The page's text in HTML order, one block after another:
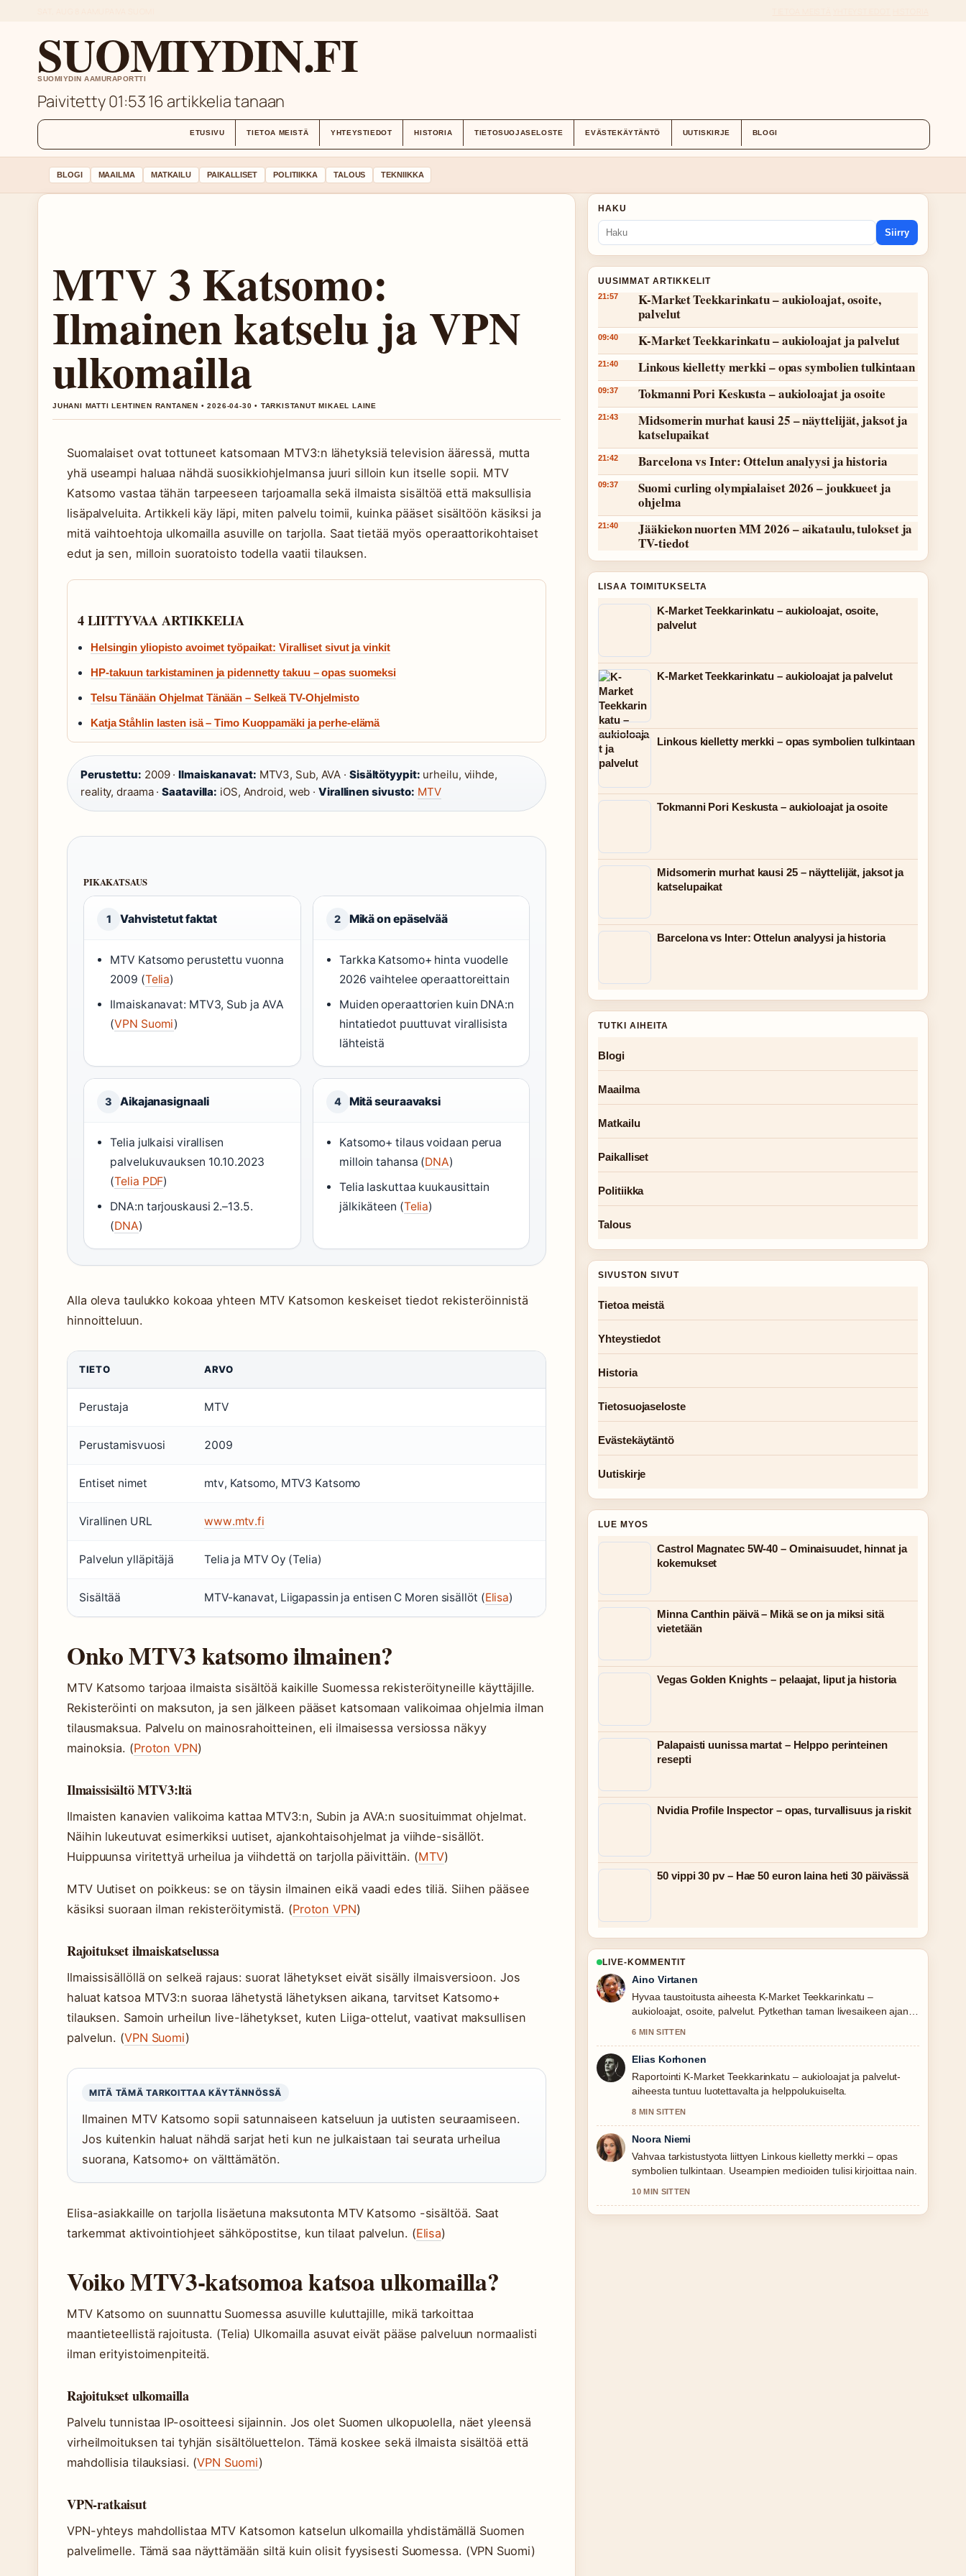
SUOMIYDIN.FI
SUOMIYDIN AAMURAPORTTI
Paivitetty 01:5316 artikkelia tanaan
ETUSIVU TIETOA MEISTÄ YHTEYSTIEDOT HISTORIA TIETOSUOJASELOSTE EVÄSTEKÄYTÄNTÖ UUTISKIRJE BLOGI
BLOGI MAAILMA MATKAILU PAIKALLISET POLITIIKKA TALOUS TEKNIIKKA
MTV 3 Katsomo:
Ilmainen katselu ja VPN
ulkomailla
JUHANI MATTI LEHTINEN RANTANEN • 2026-04-30 • TARKISTANUT MIKAEL LAINE
Suomalaiset ovat tottuneet katsomaan MTV3:n lähetyksiä television ääressä, mutta
yhä useampi haluaa nähdä suosikkiohjelmansa juuri silloin kun itselle sopii. MTV
Katsomo vastaa tähän tarpeeseen tarjoamalla sekä ilmaista sisältöä että maksullisia
lisäpalveluita. Artikkeli käy läpi, miten palvelu toimii, kuinka pääset sisältöön käsiksi ja
mitä vaihtoehtoja ulkomailla asuville on tarjolla. Saat tietää myös operaattorikohtaiset
edut ja sen, milloin suoratoisto todella vaatii tilauksen.
4 LIITTYVAA ARTIKKELIA
Helsingin yliopisto avoimet työpaikat: Viralliset sivut ja vinkit
HP-takuun tarkistaminen ja pidennetty takuu – opas suomeksi
Telsu Tänään Ohjelmat Tänään – Selkeä TV-Ohjelmisto
Katja Ståhlin lasten isä – Timo Kuoppamäki ja perhe-elämä
Perustettu: 2009 ·Ilmaiskanavat: MTV3, Sub, AVA · Sisältötyypit: urheilu, viihde,
reality, draama ·Saatavilla: iOS, Android, web ·Virallinen sivusto: MTV
PIKAKATSAUS
1 Vahvistetut faktat
MTV Katsomo perustettu vuonna
2009 (Telia)
Ilmaiskanavat: MTV3, Sub ja AVA
(VPN Suomi)
2 Mikä on epäselvää
Tarkka Katsomo+ hinta vuodelle
2026 vaihtelee operaattoreittain
Muiden operaattorien kuin DNA:n
hintatiedot puuttuvat virallisista
lähteistä
3 Aikajanasignaali
Telia julkaisi virallisen
palvelukuvauksen 10.10.2023
(Telia PDF)
DNA:n tarjouskausi 2.–13.5.
(DNA)
4 Mitä seuraavaksi
Katsomo+ tilaus voidaan perua
milloin tahansa (DNA)
Telia laskuttaa kuukausittain
jälkikäteen (Telia)
Alla oleva taulukko kokoaa yhteen MTV Katsomon keskeiset tiedot rekisteröinnistä
hinnoitteluun.
TIETO ARVO
Perustaja MTV
Perustamisvuosi 2009
Entiset nimet mtv, Katsomo, MTV3 Katsomo
Virallinen URL www.mtv.fi
Palvelun ylläpitäjä Telia ja MTV Oy (Telia)
Sisältää MTV-kanavat, Liigapassin ja entisen C Moren sisällöt (Elisa)
Onko MTV3 katsomo ilmainen?
MTV Katsomo tarjoaa ilmaista sisältöä kaikille Suomessa rekisteröityneille käyttäjille.
Rekisteröinti on maksuton, ja sen jälkeen pääset katsomaan valikoimaa ohjelmia ilman
tilausmaksua. Palvelu on mainosrahoitteinen, eli ilmaisessa versiossa näkyy
mainoksia. (Proton VPN)
Ilmaissisältö MTV3:ltä
Ilmaisten kanavien valikoima kattaa MTV3:n, Subin ja AVA:n suosituimmat ohjelmat.
Näihin lukeutuvat esimerkiksi uutiset, ajankohtaisohjelmat ja viihde-sisällöt.
Huippuunsa viritettyä urheilua ja viihdettä on tarjolla päivittäin. (MTV)
MTV Uutiset on poikkeus: se on täysin ilmainen eikä vaadi edes tiliä. Siihen pääsee
käsiksi suoraan ilman rekisteröitymistä. (Proton VPN)
Rajoitukset ilmaiskatselussa
Ilmaissisällöllä on selkeä rajaus: suorat lähetykset eivät sisälly ilmaisversioon. Jos
haluat katsoa MTV3:n suoraa lähetystä lähetyksen aikana, tarvitset Katsomo+
tilauksen. Samoin urheilun live-lähetykset, kuten Liiga-ottelut, vaativat maksullisen
palvelun. (VPN Suomi)
MITÄ TÄMÄ TARKOITTAA KÄYTÄNNÖSSÄ
Ilmainen MTV Katsomo sopii satunnaiseen katseluun ja uutisten seuraamiseen.
Jos kuitenkin haluat nähdä sarjat heti kun ne julkaistaan tai seurata urheilua
suorana, Katsomo+ on välttämätön.
Elisa-asiakkaille on tarjolla lisäetuna maksutonta MTV Katsomo -sisältöä. Saat
tarkemmat aktivointiohjeet sähköpostitse, kun tilaat palvelun. (Elisa)
Voiko MTV3-katsomoa katsoa ulkomailla?
MTV Katsomo on suunnattu Suomessa asuville kuluttajille, mikä tarkoittaa
maantieteellistä rajoitusta. (Telia) Ulkomailla asuvat eivät pääse palveluun normaalisti
ilman erityistoimenpiteitä.
Rajoitukset ulkomailla
Palvelu tunnistaa IP-osoitteesi sijainnin. Jos olet Suomen ulkopuolella, näet yleensä
virheilmoituksen tai tyhjän sisältöluettelon. Tämä koskee sekä ilmaista sisältöä että
mahdollisia tilauksiasi. (VPN Suomi)
VPN-ratkaisut
VPN-yhteys mahdollistaa MTV Katsomon katselun ulkomailla yhdistämällä Suomen
palvelimelle. Tämä saa näyttämään siltä kuin olisit fyysisesti Suomessa. (VPN Suomi)
HAKU
Siirry
UUSIMMAT ARTIKKELIT
21:57
K-Market Teekkarinkatu – aukioloajat, osoite,
palvelut
09:40 K-Market Teekkarinkatu – aukioloajat ja palvelut
21:40 Linkous kielletty merkki – opas symbolien tulkintaan
09:37 Tokmanni Pori Keskusta – aukioloajat ja osoite
21:43
Midsomerin murhat kausi 25 – näyttelijät, jaksot ja
katselupaikat
21:42 Barcelona vs Inter: Ottelun analyysi ja historia
09:37
Suomi curling olympialaiset 2026 – joukkueet ja
ohjelma
21:40
Jääkiekon nuorten MM 2026 – aikataulu, tulokset ja
TV-tiedot
LISAA TOIMITUKSELTA
K-Market Teekkarinkatu – aukioloajat, osoite,
palvelut
K-Market Teekkarinkatu – aukioloajat ja palvelut
Linkous kielletty merkki – opas symbolien tulkintaan
Tokmanni Pori Keskusta – aukioloajat ja osoite
Midsomerin murhat kausi 25 – näyttelijät, jaksot ja
katselupaikat
Barcelona vs Inter: Ottelun analyysi ja historia
TUTKI AIHEITA
Blogi
Maailma
Matkailu
Paikalliset
Politiikka
Talous
SIVUSTON SIVUT
Tietoa meistä
Yhteystiedot
Historia
Tietosuojaseloste
Evästekäytäntö
Uutiskirje
LUE MYOS
Castrol Magnatec 5W-40 – Ominaisuudet, hinnat ja
kokemukset
Minna Canthin päivä – Mikä se on ja miksi sitä
vietetään
Vegas Golden Knights – pelaajat, liput ja historia
Palapaisti uunissa martat – Helppo perinteinen
resepti
Nvidia Profile Inspector – opas, turvallisuus ja riskit
50 vippi 30 pv – Hae 50 euron laina heti 30 päivässä
LIVE-KOMMENTIT
Aino Virtanen
Hyvaa taustoitusta aiheesta K-Market Teekkarinkatu –
aukioloajat, osoite, palvelut. Pytkethan taman livesaikeen ajan
6 MIN SITTEN
Elias Korhonen
Raportointi K-Market Teekkarinkatu – aukioloajat ja palvelut-
aiheesta tuntuu luotettavalta ja helppolukuiselta.
8 MIN SITTEN
Noora Niemi
Vahvaa tarkistustyota liittyen Linkous kielletty merkki – opas
symbolien tulkintaan. Useampien medioiden tulisi kirjoittaa nain.
10 MIN SITTEN